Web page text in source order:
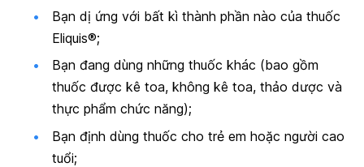
Bạn dị ứng với bất kì thành phần nào của thuốc
Eliquis®;
Bạn đang dùng những thuốc khác (bao gồm
thuốc được kê toa, không kê toa, thảo dược và
thực phẩm chức năng);
Bạn định dùng thuốc cho trẻ em hoặc người cao
tuổi;